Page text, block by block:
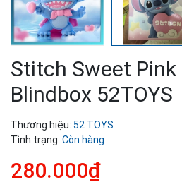
Stitch Sweet Pink
Blindbox 52TOYS
Thương hiệu: 52 TOYS
Tình trạng: Còn hàng
280.000₫